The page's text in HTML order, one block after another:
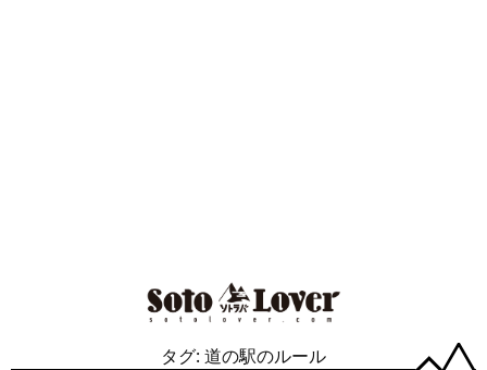
タグ: 道の駅のルール